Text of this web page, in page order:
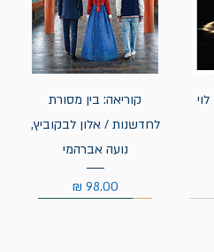
קוריאה: בין מסורת
לחדשנות / אלון לבקוביץ,
נועה אברהמי
מחיר